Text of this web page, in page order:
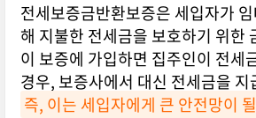
전세보증금반환보증은 세입자가
해 지불한 전세금을 보호하기 위한
이 보증에 가입하면 집주인이 전세
경우, 보증사에서 대신 전세금을
즉, 이는 세입자에게 큰 안전망이